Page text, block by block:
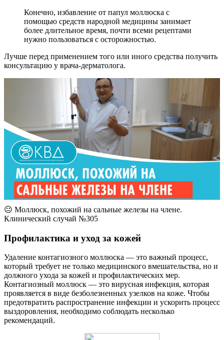
Конечно, избавление от папул моллюска с
помощью средств народной медицины занимает
более длительное время, почти всеми рецептами
нужно пользоваться с осторожностью.
Лучше перед применением того или иного средства получить
консультацию у врача-дерматолога.
😐 Моллюск, похожий на сальные железы на члене.
Клинический случай №305
Профилактика и уход за кожей
Удаление контагиозного моллюска — это важный процесс,
который требует не только медицинского вмешательства, но и
должного ухода за кожей и профилактических мер.
Контагиозный моллюск — это вирусная инфекция, которая
проявляется в виде безболезненных узелков на коже. Чтобы
предотвратить распространение инфекции и ускорить процесс
выздоровления, необходимо соблюдать несколько
рекомендаций.